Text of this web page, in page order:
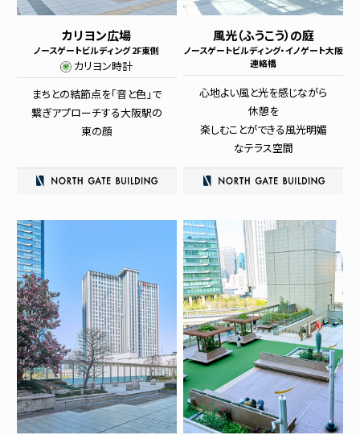
カリヨン広場
ノースゲートビルディング 2F東側
カリヨン時計
まちとの結節点を「音と色」で
繋ぎアプローチする大阪駅の
東の顔
風光（ふうこう）の庭
ノースゲートビルディング・イノゲート大阪
連絡橋
心地よい風と光を感じながら
休憩を
楽しむことができる風光明媚
なテラス空間